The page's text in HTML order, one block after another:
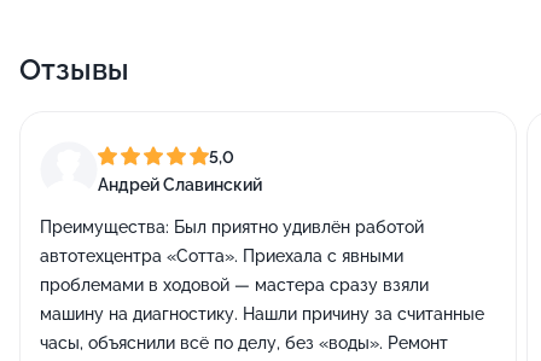
Отзывы
5,0
Андрей Славинский
Преимущества: Был приятно удивлён работой
автотехцентра «Сотта». Приехала с явными
проблемами в ходовой — мастера сразу взяли
машину на диагностику. Нашли причину за считанные
часы, объяснили всё по делу, без «воды». Ремонт